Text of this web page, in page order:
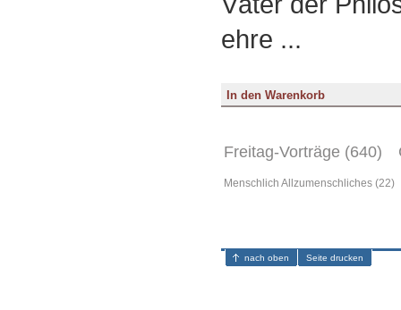
ehre ...
Freitag-Vorträge (640)
Menschlich Allzumenschliches (22)
nach oben Seite drucken